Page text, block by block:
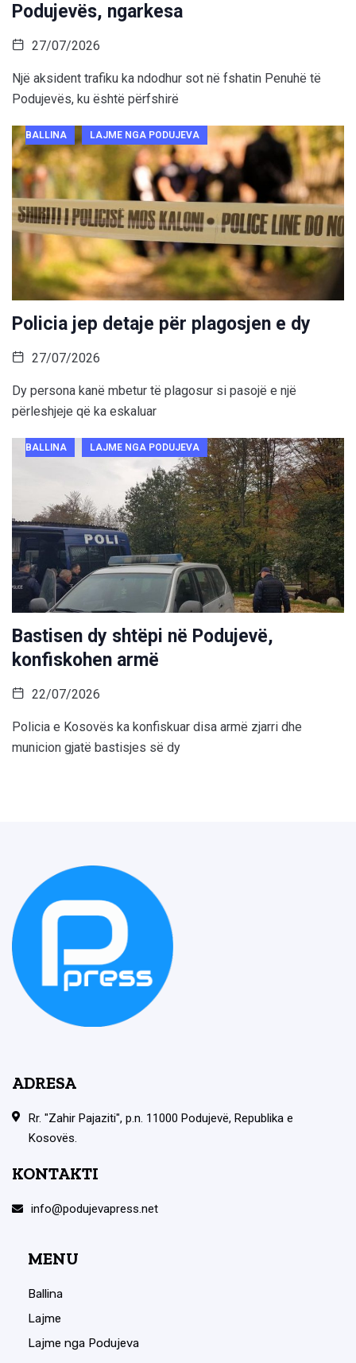
Podujevës, ngarkesa
27/07/2026
Një aksident trafiku ka ndodhur sot në fshatin Penuhë të
Podujevës, ku është përfshirë
BALLINA LAJME NGA PODUJEVA
Policia jep detaje për plagosjen e dy
27/07/2026
Dy persona kanë mbetur të plagosur si pasojë e një
përleshjeje që ka eskaluar
BALLINA LAJME NGA PODUJEVA
Bastisen dy shtëpi në Podujevë,
konfiskohen armë
22/07/2026
Policia e Kosovës ka konfiskuar disa armë zjarri dhe
municion gjatë bastisjes së dy
ADRESA
Rr. "Zahir Pajaziti", p.n. 11000 Podujevë, Republika e
Kosovës.
KONTAKTI
info@podujevapress.net
MENU
Ballina
Lajme
Lajme nga Podujeva